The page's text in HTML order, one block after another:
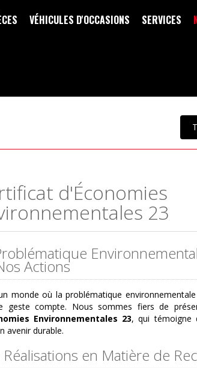
VÉHICULES D'OCCASIONS SERVICES
d'Économies
23
Actions
monde où la problématique
geste compte. Nous sommes fiers de
Environnementales 23, qui témoigne
avenir durable.
Réalisations en Matière de